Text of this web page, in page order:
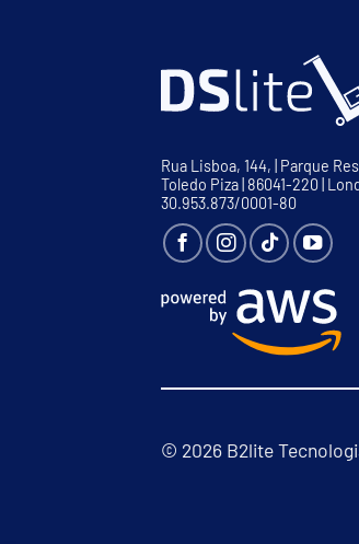
Rua Lisboa, 144, | Parque
Toledo Piza | 86041-220 |
30.953.873/0001-80
© 2026 B2lite